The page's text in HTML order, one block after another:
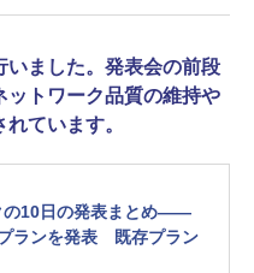
ました。発表会の前段
ットワーク品質の維持や
ています。
の10日の発表まとめ――
ランを発表 既存プラン